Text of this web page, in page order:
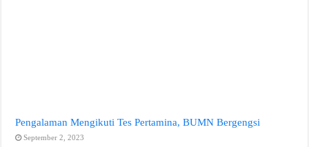
Pengalaman Mengikuti Tes Pertamina, BUMN Bergengsi
September 2, 2023